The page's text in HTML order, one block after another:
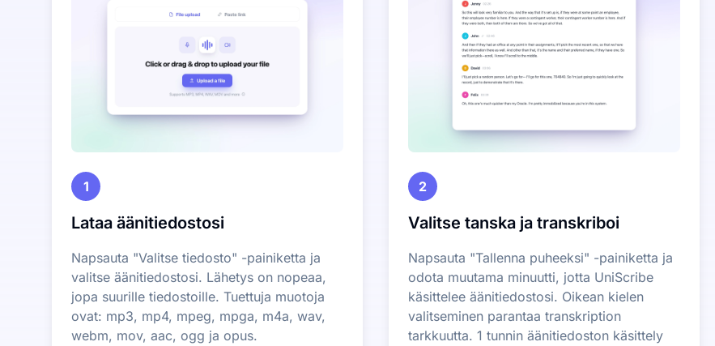
1
Lataa äänitiedostosi
Napsauta "Valitse tiedosto" -painiketta ja
valitse äänitiedostosi. Lähetys on nopeaa,
jopa suurille tiedostoille. Tuettuja muotoja
ovat: mp3, mp4, mpeg, mpga, m4a, wav,
webm, mov, aac, ogg ja opus.
2
Valitse tanska ja transkriboi
Napsauta "Tallenna puheeksi" -painiketta ja
odota muutama minuutti, jotta UniScribe
käsittelee äänitiedostosi. Oikean kielen
valitseminen parantaa transkription
tarkkuutta. 1 tunnin äänitiedoston käsittely